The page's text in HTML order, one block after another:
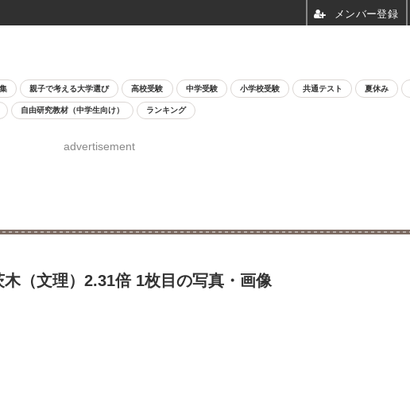
親子で考える大学選び 高校受験 中学受験 小学校受験 共通テスト 夏休み
自由研究教材（中学生向け） ランキング
advertisement
（文理）2.31倍 1枚目の写真・画像